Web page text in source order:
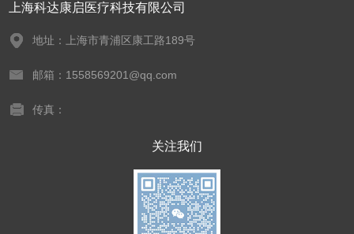
上海科达康启医疗科技有限公司
地址：上海市青浦区康工路189号
邮箱：1558569201@qq.com
传真：
关注我们